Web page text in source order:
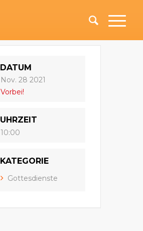
DATUM
Nov. 28 2021
Vorbei!
UHRZEIT
10:00
KATEGORIE
Gottesdienste